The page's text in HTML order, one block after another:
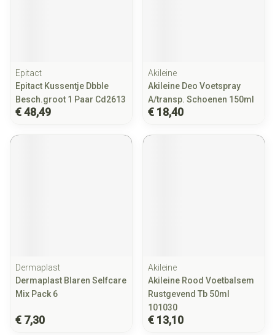
Epitact
Epitact Kussentje Dbble
Besch.groot 1 Paar Cd2613
€ 48,49
Akileine
Akileine Deo Voetspray
A/transp. Schoenen 150ml
€ 18,40
Dermaplast
Dermaplast Blaren Selfcare
Mix Pack 6
€ 7,30
Akileine
Akileine Rood Voetbalsem
Rustgevend Tb 50ml
101030
€ 13,10